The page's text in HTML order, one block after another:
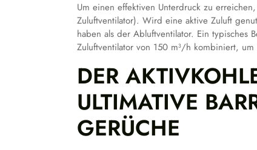
Um einen effektiven Unterdruck zu
Zuluftventilator). Wird eine aktive Zuluft
haben als der Abluftventilator. Ein
Zuluftventilator von 150 m³/h kombiniert,
DER
ULTIMATIVE
GERÜCHE